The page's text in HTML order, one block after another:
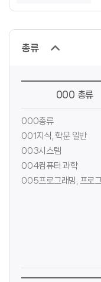
총류
000 총류
000총류
001지식, 학문 일반
003시스템
004컴퓨터 과학